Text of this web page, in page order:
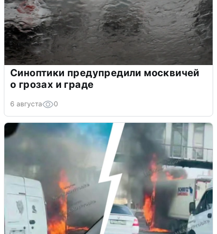
Синоптики предупредили москвичей
о грозах и граде
6 августа 0